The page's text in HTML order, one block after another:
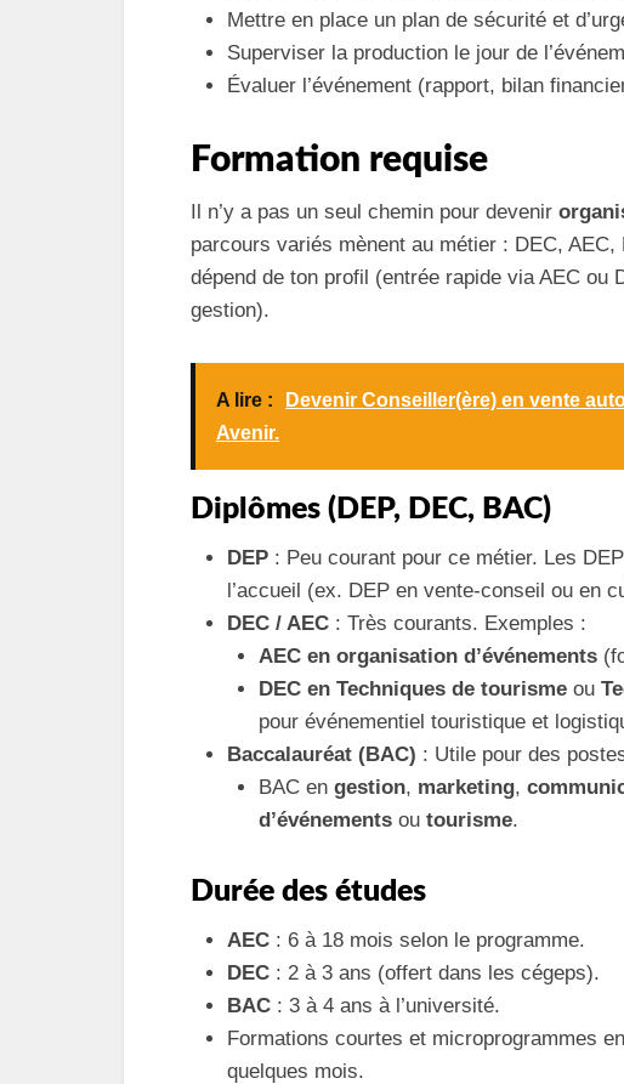
Mettre en place un plan de sécurité et
Superviser la production le jour de
Évaluer l’événement (rapport, bilan
Formation requise
Il n’y a pas un seul chemin pour devenir
parcours variés mènent au métier : DEC,
dépend de ton profil (entrée rapide via AEC
gestion).
A lire :
Devenir Conseiller(ère) en vente
Avenir.
Diplômes (DEP, DEC, BAC)
DEP : Peu courant pour ce métier. Les
l’accueil (ex. DEP en vente-conseil ou en
DEC / AEC : Très courants. Exemples :
AEC en organisation d’événements
DEC en Techniques de tourismeou
pour événementiel touristique et
Baccalauréat (BAC) : Utile pour des
BAC en gestion, marketing,
d’événementsou tourisme.
Durée des études
AEC : 6 à 18 mois selon le programme.
DEC : 2 à 3 ans (offert dans les cégeps).
BAC : 3 à 4 ans à l’université.
Formations courtes et microprogrammes
quelques mois.